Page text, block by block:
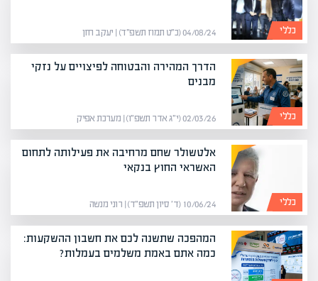
כללי 04/08/24 (כ״ט תמוז תשפ״ד) | יעקב חזן
כללי
הדרך המהירה והבטוחה לפיצויים על נזקי
מבנים
02/03/26 (י״ג אדר תשפ״ו) | מערכת אפיק
כללי
אלטשולר שחם מרחיבה את פעילותה לתחום
האשראי החוץ בנקאי
10/06/24 (ד׳ סיון תשפ״ד) | רוני מנשה
המהפכה שתשנה לכם את חשבון ההשקעות:
כמה אתם באמת משלמים בעמלות?